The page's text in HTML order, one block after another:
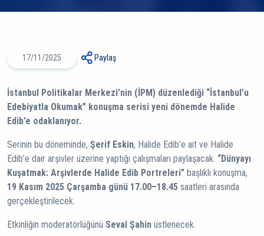
17/11/2025 Paylaş
İstanbul Politikalar Merkezi’nin (İPM) düzenlediği “İstanbul’u
Edebiyatla Okumak” konuşma serisi yeni dönemde Halide
Edib’e odaklanıyor.
Serinin bu döneminde, Şerif Eskin, Halide Edib’e ait ve Halide
Edib’e dair arşivler üzerine yaptığı çalışmaları paylaşacak. “Dünyayı
Kuşatmak: Arşivlerde Halide Edib Portreleri” başlıklı konuşma,
19 Kasım 2025 Çarşamba günü 17.00–18.45 saatleri arasında
gerçekleştirilecek.
Etkinliğin moderatörlüğünü Seval Şahin üstlenecek.